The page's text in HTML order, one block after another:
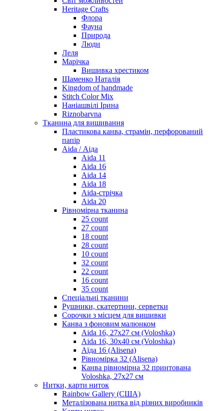
Heritage Crafts
Флора
Фауна
Природа
Люди
Леля
Марічка
Вишивка хрестиком
Шаменко Наталія
Kingdom of handmade
Stitch Color Mix
Наніашвілі Ірина
Riznobarvna
Тканина для вишивання
Пластикова канва, страмін, перфорований
папір
Aida / Аіда
Aida 11
Aida 16
Aida 14
Aida 18
Aida-стрічка
Aida 20
Рівномірна тканина
25 count
27 count
18 count
28 count
10 count
32 count
22 count
16 count
35 count
Спеціальні тканини
Рушники, скатертини, серветки
Сорочки з місцем для вишивки
Канва з фоновим малюнком
Aida 16, 27х27 см (Voloshka)
Aida 16, 30х40 см (Voloshka)
Аїда 16 (Alisena)
Рівномірка 32 (Alisena)
Канва рівномірна 32 принтована
Voloshka, 27х27 см
Нитки, карти ниток
Rainbow Gallery (США)
Металізована нитка від різних виробників